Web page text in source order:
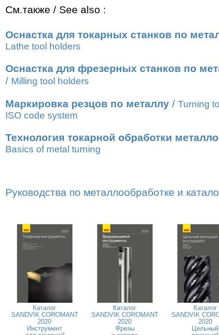
См.также / See also :
Оснастка для токарных станков по
Lathe tool holders
Оснастка для фрезерных станков по
/ Мilling tool holders
Маркировка резцов по металлу / Turning
ISO code system
Технология токарной обработки
Basics of metal turning
Руководства по металлообработке и
Каталог
SANDVIK COROMANT
2020
Инструмент
Каталог
SANDVIK COROMANT
2020
Фрезы
Каталог
SANDVIK
2020
Цельный